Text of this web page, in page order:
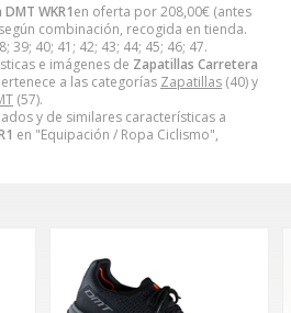
WKR1en oferta por208,00€ (antes
combinación, recogida en tienda.
39; 40; 41; 42; 43; 44; 45; 46; 47.
e imágenes de Zapatillas Carretera
a las categorías Zapatillas (40) y
(57).
y de similares características a
en "Equipación / Ropa Ciclismo",